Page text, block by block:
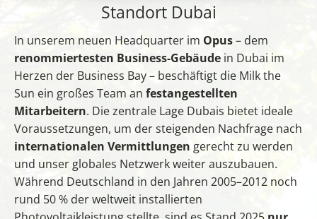
Standort Dubai
In unserem neuen Headquarter im Opus– dem
renommiertesten Business-Gebäude in Dubai im
Herzen der Business Bay – beschäftigt die Milk the
Sun ein großes Team an festangestellten
Mitarbeitern. Die zentrale Lage Dubais bietet ideale
Voraussetzungen, um der steigenden Nachfrage nach
internationalen Vermittlungen gerecht zu werden
und unser globales Netzwerk weiter auszubauen.
Während Deutschland in den Jahren 2005–2012 noch
rund 50 % der weltweit installierten